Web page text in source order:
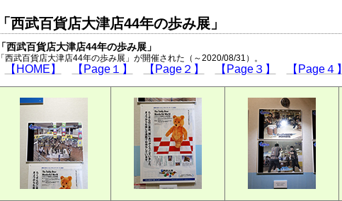
「西武百貨店大津店44年の歩み展」
「西武百貨店大津店44年の歩み展」
「西武百貨店大津店44年の歩み展」が開催された（～2020/08/31）。
【HOME】 【Page１】 【Page２】 【Page３】 【Page４】